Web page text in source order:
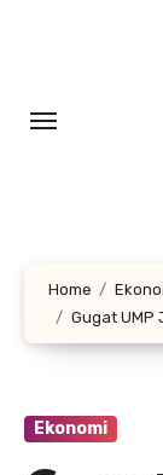
Home
Gugat UMP
Ekonomi